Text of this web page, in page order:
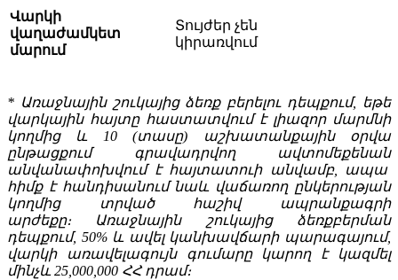
Վարկի
վաղաժամկետ
մարում
Տույժեր չեն
կիրառվում
* Առաջնային շուկայից ձեռք բերելու դեպքում, եթե
վարկային հայտը հաստատվում է լիազոր մարմնի
կողմից և 10 (տասը) աշխատանքային օրվա
ընթացքում գրավադրվող ավտոմեքենան
անվանափոխվում է հայտատուի անվամբ, ապա
հիմք է հանդիսանում նաև վաճառող ընկերության
կողմից տրված հաշիվ ապրանքագրի
արժեքը։ Առաջնային շուկայից ձեռքբերման
դեպքում, 50% և ավել կանխավճարի պարագայում,
վարկի առավելագույն գումարը կարող է կազմել
մինչև 25,000,000 ՀՀ դրամ։